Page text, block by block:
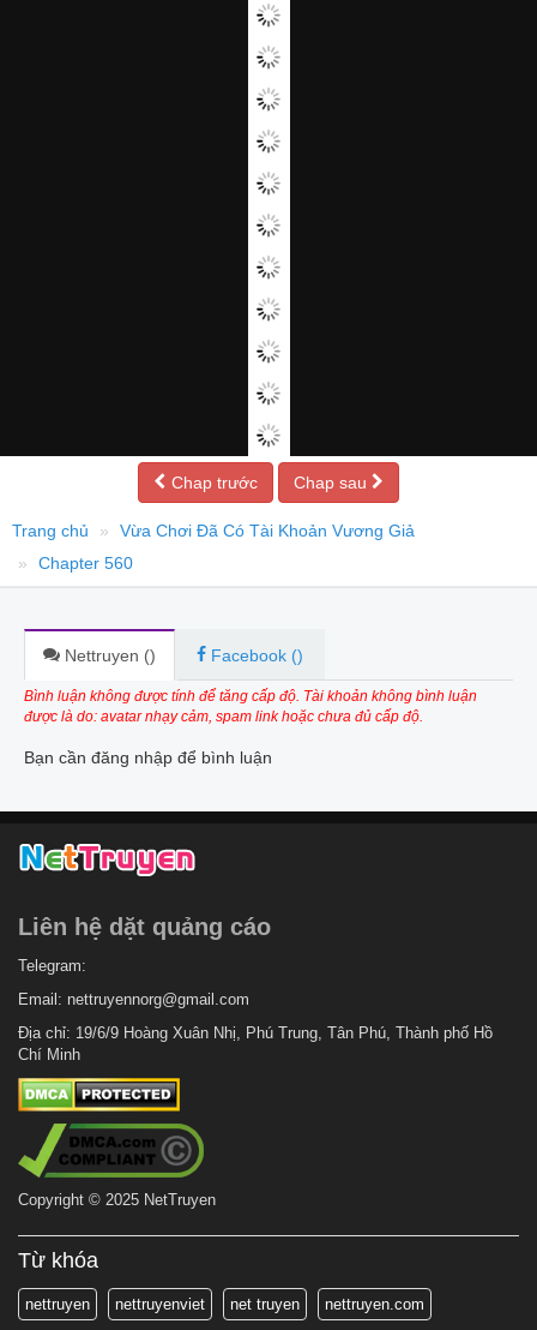
Chap trước Chap sau
Trang chủ
Vừa Chơi Đã Có Tài Khoản Vương Giả
Chapter 560
Nettruyen () Facebook ()
Bình luận không được tính để tăng cấp độ. Tài khoản không bình luận
được là do: avatar nhạy cảm, spam link hoặc chưa đủ cấp độ.
Bạn cần đăng nhập để bình luận
Liên hệ dặt quảng cáo
Telegram:
Email: nettruyennorg@gmail.com
Địa chỉ: 19/6/9 Hoàng Xuân Nhị, Phú Trung, Tân Phú, Thành phố Hồ
Chí Minh
Copyright © 2025 NetTruyen
Từ khóa
nettruyen nettruyenviet net truyen nettruyen.com